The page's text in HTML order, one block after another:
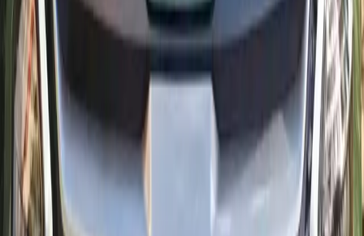
Nowoczesny rodzinny SUV: Kia Sportage 1.6 CRDi 136 KM z
7-biegową automatyczną skrzynią biegów DCT (2WD) oferuje
komfort, użyteczną technologię (8-calowy ekran z Apple
CarPlay/Android Auto, w zależności od wyposażenia) i
rozsądne koszty codziennej eksploatacji.
Miejsca
Skrzynia
Paliwo
Od 800 MAD/dzień
2025
·